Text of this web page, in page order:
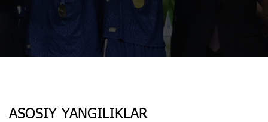
ASOSIY YANGILIKLAR